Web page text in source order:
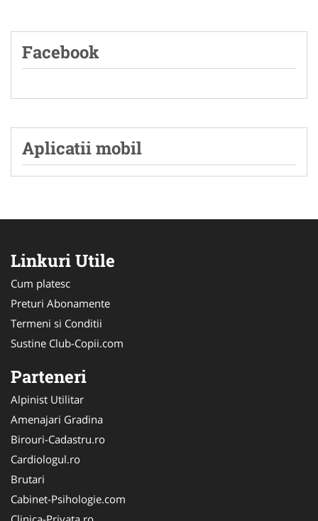
Facebook
Aplicatii mobil
Linkuri Utile
Cum platesc
Preturi Abonamente
Termeni si Conditii
Sustine Club-Copii.com
Parteneri
Alpinist Utilitar
Amenajari Gradina
Birouri-Cadastru.ro
Cardiologul.ro
Brutari
Cabinet-Psihologie.com